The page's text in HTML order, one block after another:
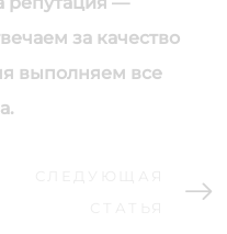
за качество
выполняем все